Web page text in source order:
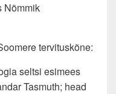
Nõmmik
tervituskõne:
seltsi esimees
Tasmuth; head